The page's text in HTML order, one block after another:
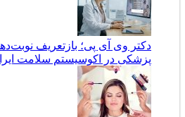
دکتر وی آی پی؛ بازتعریف
پزشکی در اکوسیستم سلامت